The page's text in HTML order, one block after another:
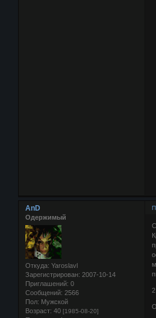
AnD
Одержимый
Откуда: Yaroslavl
Зарегистрирован: 2007-10-14
Приглашений: 0
Сообщений: 2566
Пол: Мужской
Возраст: 40 [1985-08-20]
2